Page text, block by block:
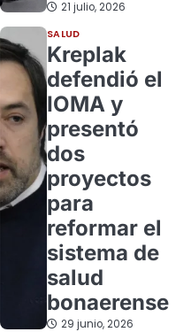
21 julio, 2026
SALUD
Kreplak
defendió el
IOMA y
presentó
dos
proyectos
para
reformar el
sistema de
salud
bonaerense
29 junio, 2026